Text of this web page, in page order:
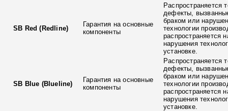
SB Red (Redline)
Гарантия на основные
компоненты
Распространяется
дефекты,
браком или
технологии
распространяется
нарушения
установке.
SB Blue (Blueline)
Гарантия на основные
компоненты
Распространяется
дефекты,
браком или
технологии
распространяется
нарушения
установке.